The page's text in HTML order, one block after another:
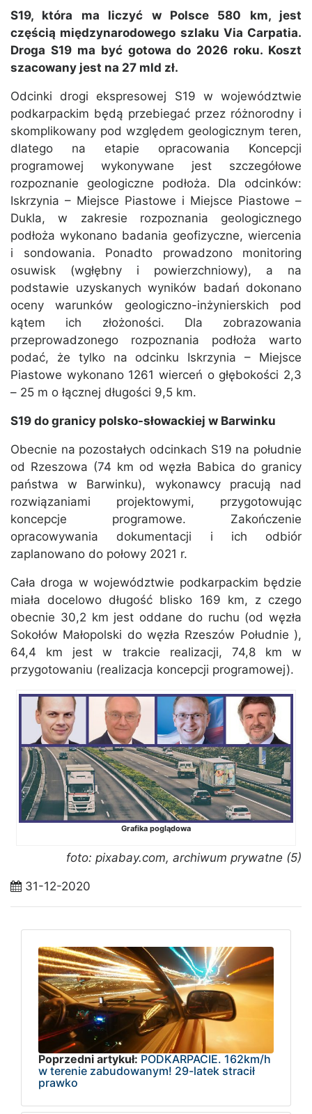
S19, która ma liczyć w Polsce 580 km, jest
częścią międzynarodowego szlaku Via Carpatia.
Droga S19 ma być gotowa do 2026 roku. Koszt
szacowany jest na 27 mld zł.
Odcinki drogi ekspresowej S19 w województwie
podkarpackim będą przebiegać przez różnorodny i
skomplikowany pod względem geologicznym teren,
dlatego na etapie opracowania Koncepcji
programowej wykonywane jest szczegółowe
rozpoznanie geologiczne podłoża. Dla odcinków:
Iskrzynia – Miejsce Piastowe i Miejsce Piastowe –
Dukla, w zakresie rozpoznania geologicznego
podłoża wykonano badania geofizyczne, wiercenia
i sondowania. Ponadto prowadzono monitoring
osuwisk (wgłębny i powierzchniowy), a na
podstawie uzyskanych wyników badań dokonano
oceny warunków geologiczno-inżynierskich pod
kątem ich złożoności. Dla zobrazowania
przeprowadzonego rozpoznania podłoża warto
podać, że tylko na odcinku Iskrzynia – Miejsce
Piastowe wykonano 1261 wierceń o głębokości 2,3
– 25 m o łącznej długości 9,5 km.
S19 do granicy polsko-słowackiej w Barwinku
Obecnie na pozostałych odcinkach S19 na południe
od Rzeszowa (74 km od węzła Babica do granicy
państwa w Barwinku), wykonawcy pracują nad
rozwiązaniami projektowymi, przygotowując
koncepcje programowe. Zakończenie
opracowywania dokumentacji i ich odbiór
zaplanowano do połowy 2021 r.
Cała droga w województwie podkarpackim będzie
miała docelowo długość blisko 169 km, z czego
obecnie 30,2 km jest oddane do ruchu (od węzła
Sokołów Małopolski do węzła Rzeszów Południe ),
64,4 km jest w trakcie realizacji, 74,8 km w
przygotowaniu (realizacja koncepcji programowej).
Grafika poglądowa
foto: pixabay.com, archiwum prywatne (5)
31-12-2020
Poprzedni artykuł: PODKARPACIE. 162km/h
w terenie zabudowanym! 29-latek stracił
prawko